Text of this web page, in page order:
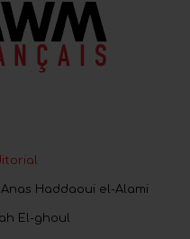
Anas Haddaoui el-Alami
El-ghoul